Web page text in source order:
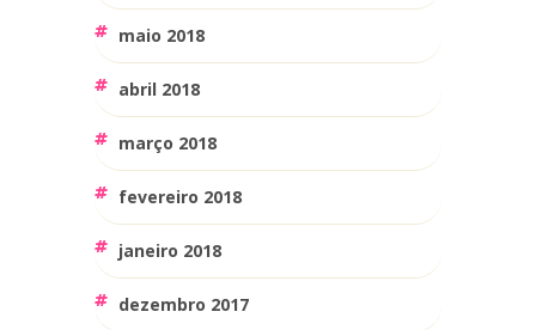
maio 2018
abril 2018
março 2018
fevereiro 2018
janeiro 2018
dezembro 2017